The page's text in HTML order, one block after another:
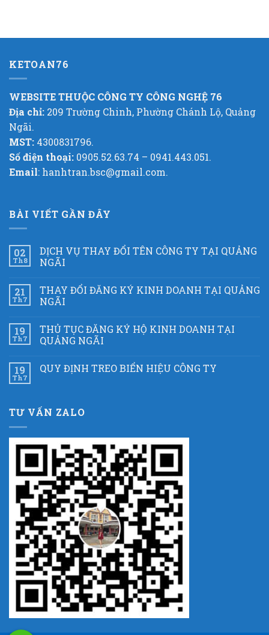
KETOAN76
WEBSITE THUỘC CÔNG TY CÔNG NGHỆ 76
Địa chỉ: 209 Trường Chinh, Phường Chánh Lộ, Quảng
Ngãi.
MST: 4300831796.
Số điện thoại: 0905.52.63.74 – 0941.443.051.
Email: hanhtran.bsc@gmail.com.
BÀI VIẾT GẦN ĐÂY
02
Th8
DỊCH VỤ THAY ĐỔI TÊN CÔNG TY TẠI QUẢNG
NGÃI
21
Th7
THAY ĐỔI ĐĂNG KÝ KINH DOANH TẠI QUẢNG
NGÃI
19
Th7
THỦ TỤC ĐĂNG KÝ HỘ KINH DOANH TẠI
QUẢNG NGÃI
19
Th7
QUY ĐỊNH TREO BIỂN HIỆU CÔNG TY
TƯ VẤN ZALO